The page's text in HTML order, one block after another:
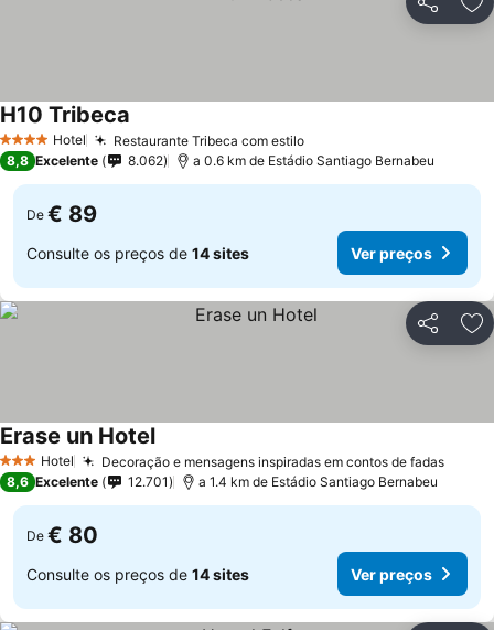
Partilhar
4 EstrelasHotel Restaurante Tribeca com estilo
H10 Tribeca
8,8 Excelente 8.062 a 0.6 km de Estádio Santiago Bernabeu
De € 89
Consulte os preços de 14 sites Ver preços
Partilhar
3 EstrelasHotel Decoração e mensagens inspiradas em contos de fadas
Erase un Hotel
8,6 Excelente 12.701 a 1.4 km de Estádio Santiago Bernabeu
De € 80
Consulte os preços de 14 sites Ver preços